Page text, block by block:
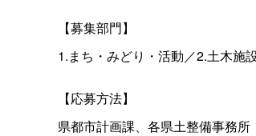
【募集部門】
1.まち・みどり・活動／2.土木施
【応募方法】
県都市計画課、各県土整備事務